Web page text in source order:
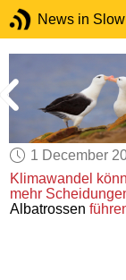
News in
1 December
Klimawandel
mehr
Albatrossen